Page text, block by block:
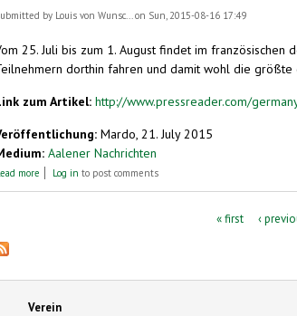
by Louis von Wunsc...on Sun, 2015-08-16 17:49
25. Juli bis zum 1. August findet im
dorthin fahren und damit wohl die
zum Artikel: http://www.pressreader.com/
Mardo, 21. July 2015
Aalener Nachrichten
more about 13 Aalener bei Esperanto-Kongress
Log in to post comments
« first ‹
Verein